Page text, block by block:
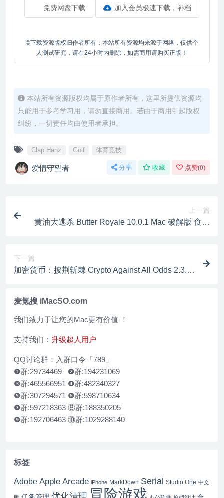
免费网盘下载 加入会员极速下载，补档
©下载资源版权归作者所有；本站所有资源均来源于网络，仅供个
人测试研究，请在24小时内删除，如需商用请购买正版！
本站所有资源版权均属于原作者所有，这里所提供资源均
只能用于参考学习用，请勿直接商用。若由于商用引起版权
纠纷，一切责任均由使用者承担。
Clap Hanz Golf 体育竞技
爱情守望者 分享 收藏 点赞(0)
上一篇
黄油大逃杀 Butter Royale 10.0.1 Mac 破解版 食物
下一篇
加密货币：披荆斩棘 Crypto Against All Odds 2.3.8
麦氪搜 iMacSO.com
我们致力于让您的Mac更有价值 ！
支持我们： 升级超人用户
QQ讨论群：入群口令「789」
❶群:29734469 ❷群:194231069
❸群:465566951 ❹群:482340327
❺群:307294571 ❻群:598710634
❼群:597218363 ⑧群:188350205
❾群:192706463 ⑩群:1029288140
标签
Adobe Apple Arcade iPhone MarkDown Serial Studio One 中文
冒险游戏